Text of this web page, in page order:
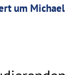
um Michael